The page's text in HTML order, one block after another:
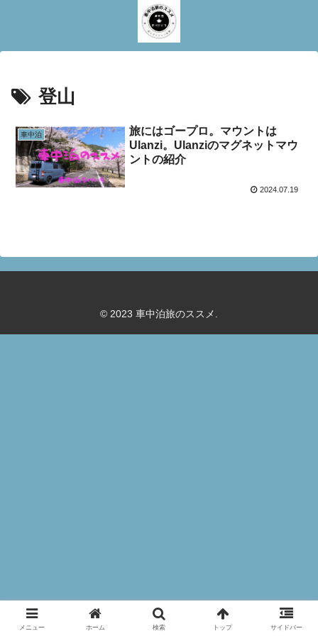
登山
車中泊
旅にはゴープロ。マウントは
Ulanzi。Ulanziのマグネットマウ
ントの紹介
2024.07.19
© 2023 車中泊旅のススメ.
メニュー ホーム 検索 トップ サイドバー